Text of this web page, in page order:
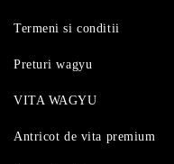
Termeni si conditii
Preturi wagyu
VITA WAGYU
Antricot de vita premium